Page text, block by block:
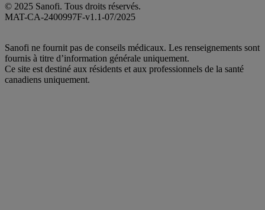
© 2025 Sanofi. Tous droits réservés.
MAT-CA-2400997F-v1.1-07/2025
Sanofi ne fournit pas de conseils médicaux. Les renseignements sont
fournis à titre d’information générale uniquement.
Ce site est destiné aux résidents et aux professionnels de la santé
canadiens uniquement.